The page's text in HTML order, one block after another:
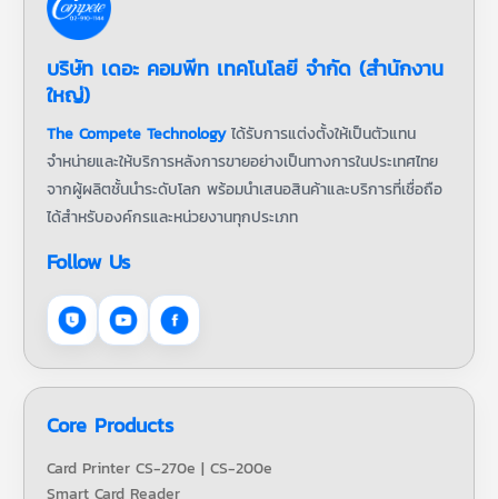
บริษัท เดอะ คอมพีท เทคโนโลยี จำกัด (สำนักงาน
ใหญ่)
The Compete Technologyได้รับการแต่งตั้งให้เป็นตัวแทน
จำหน่ายและให้บริการหลังการขายอย่างเป็นทางการในประเทศไทย
จากผู้ผลิตชั้นนำระดับโลก พร้อมนำเสนอสินค้าและบริการที่เชื่อถือ
ได้สำหรับองค์กรและหน่วยงานทุกประเภท
Follow Us
Core Products
Card Printer CS-270e | CS-200e